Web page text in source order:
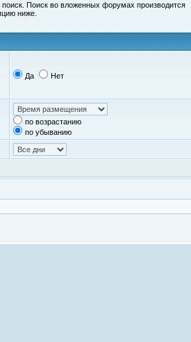
Поиск во вложенных форумах производится
ниже.
Да Нет
по возрастанию
по убыванию